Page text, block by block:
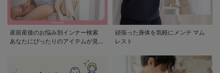
産前産後のお悩み別インナー検索
あなたにぴったりのアイテムが見つ
頑張った身体を気軽にメンテ マム
レスト